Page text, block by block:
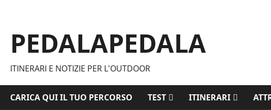
PEDALAPEDALA
ITINERARI E NOTIZIE PER L'OUTDOOR
CARICA QUI IL TUO PERCORSO TEST ITINERARI